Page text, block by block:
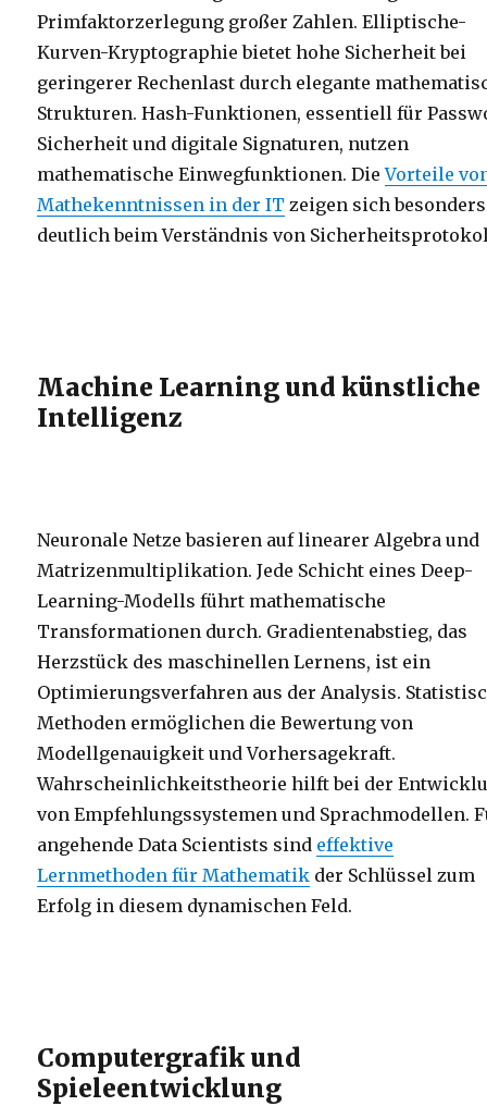
Primfaktorzerlegung großer Zahlen. Elliptische-
Kurven-Kryptographie bietet hohe Sicherheit bei
geringerer Rechenlast durch elegante
Strukturen. Hash-Funktionen, essentiell für
Sicherheit und digitale Signaturen, nutzen
mathematische Einwegfunktionen. DieVorteile
Mathekenntnissen in der IT zeigen sich besonders
deutlich beim Verständnis von
Machine Learning und künstliche
Intelligenz
Neuronale Netze basieren auf linearer Algebra und
Matrizenmultiplikation. Jede Schicht eines Deep-
Learning-Modells führt mathematische
Transformationen durch. Gradientenabstieg, das
Herzstück des maschinellen Lernens, ist ein
Optimierungsverfahren aus der Analysis.
Methoden ermöglichen die Bewertung von
Modellgenauigkeit und Vorhersagekraft.
Wahrscheinlichkeitstheorie hilft bei der
von Empfehlungssystemen und Sprachmodellen.
angehende Data Scientists sind effektive
Lernmethoden für Mathematik der Schlüssel zum
Erfolg in diesem dynamischen Feld.
Computergrafik und
Spieleentwicklung